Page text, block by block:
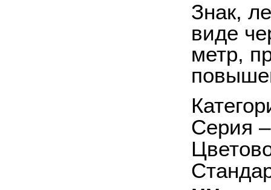
Знак,
виде
метр,
Серия